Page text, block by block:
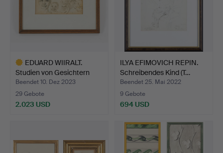
EDUARD WIIRALT.
Studien von Gesichtern
und…
Beendet 10. Dez 2023
29 Gebote
2.023 USD
ILYA EFIMOVICH REPIN.
Schreibendes Kind (T…
Beendet 25. Mai 2022
9 Gebote
694 USD